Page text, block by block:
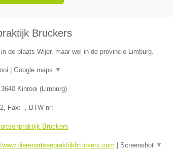
Bruckers
de plaats Wijer, maar wel in de provincie Limburg.
Google maps ▼
3640 Kinrooi (Limburg)
, Fax: -, BTW-nr: -
Bruckers
www.dierenartsenpraktijkbruckers.com Screenshot ▼